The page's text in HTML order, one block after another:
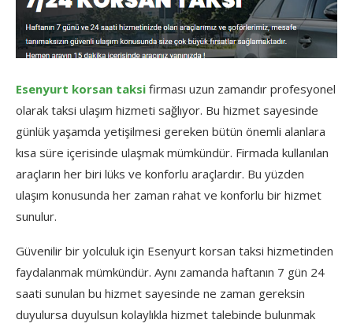
Esenyurt korsan taksi firması uzun zamandır profesyonel
olarak taksi ulaşım hizmeti sağlıyor. Bu hizmet sayesinde
günlük yaşamda yetişilmesi gereken bütün önemli alanlara
kısa süre içerisinde ulaşmak mümkündür. Firmada kullanılan
araçların her biri lüks ve konforlu araçlardır. Bu yüzden
ulaşım konusunda her zaman rahat ve konforlu bir hizmet
sunulur.
Güvenilir bir yolculuk için Esenyurt korsan taksi hizmetinden
faydalanmak mümkündür. Aynı zamanda haftanın 7 gün 24
saati sunulan bu hizmet sayesinde ne zaman gereksin
duyulursa duyulsun kolaylıkla hizmet talebinde bulunmak